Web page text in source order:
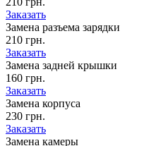
Заказать
Замена разъема зарядки
210 грн.
Заказать
Замена задней крышки
160 грн.
Заказать
Замена корпуса
230 грн.
Заказать
Замена камеры